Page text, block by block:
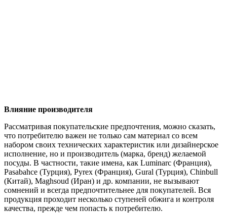
Влияние производителя
Рассматривая покупательские предпочтения, можно сказать,
что потребителю важен не только сам материал со всем
набором своих технических характеристик или дизайнерское
исполнение, но и производитель (марка, бренд) желаемой
посуды. В частности, такие имена, как Luminarc (Франция),
Pasabahce (Турция), Pyrex (Франция), Gural (Турция), Chinbull
(Китай), Maghsoud (Иран) и др. компании, не вызывают
сомнений и всегда предпочтительнее для покупателей. Вся
продукция проходит несколько ступеней обжига и контроля
качества, прежде чем попасть к потребителю.